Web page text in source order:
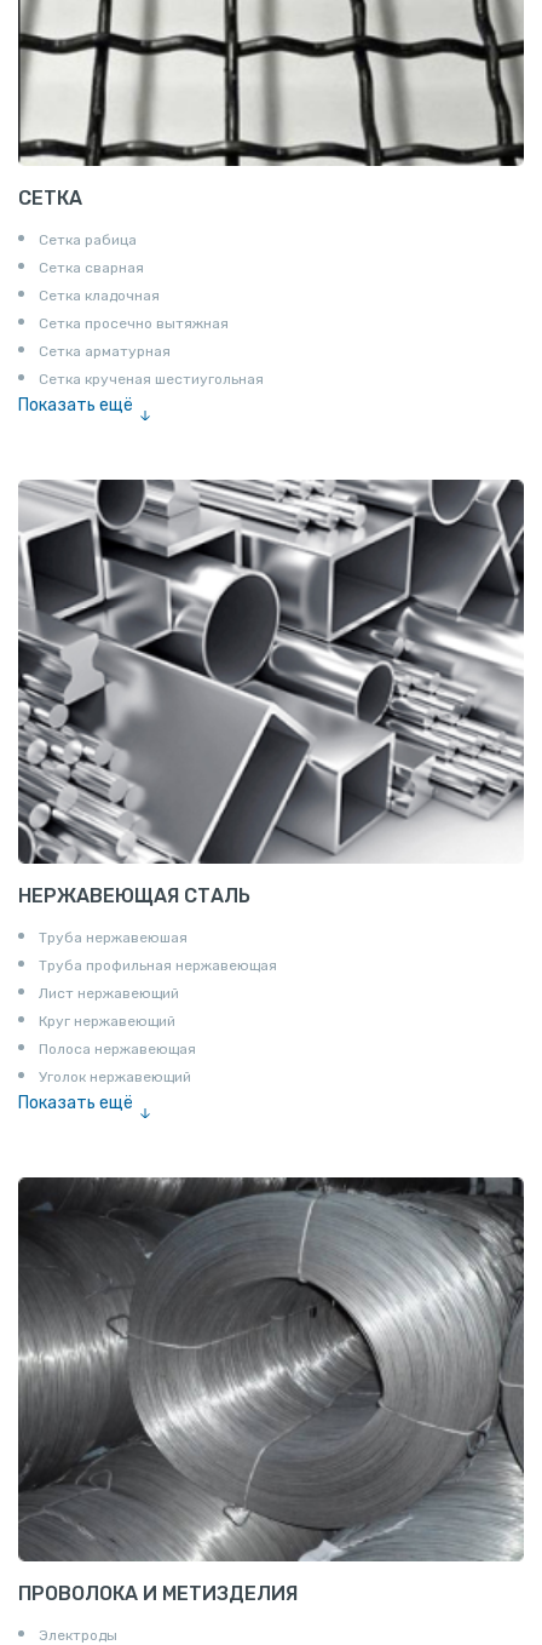
СЕТКА
Сетка рабица
Сетка сварная
Сетка кладочная
Сетка просечно вытяжная
Сетка арматурная
Сетка крученая шестиугольная
Показать ещё
НЕРЖАВЕЮЩАЯ СТАЛЬ
Труба нержавеюшая
Труба профильная нержавеющая
Лист нержавеющий
Круг нержавеющий
Полоса нержавеющая
Уголок нержавеющий
Показать ещё
ПРОВОЛОКА И МЕТИЗДЕЛИЯ
Электроды